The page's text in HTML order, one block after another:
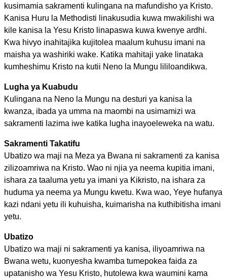
kusimamia sakramenti kulingana na mafundisho ya Kristo.
Kanisa Huru la Methodisti linakusudia kuwa mwakilishi wa
kile kanisa la Yesu Kristo linapaswa kuwa kwenye ardhi.
Kwa hivyo inahitajika kujitolea maalum kuhusu imani na
maisha ya washiriki wake. Katika mahitaji yake linataka
kumheshimu Kristo na kutii Neno la Mungu lililoandikwa.
Lugha ya Kuabudu
Kulingana na Neno la Mungu na desturi ya kanisa la
kwanza, ibada ya umma na maombi na usimamizi wa
sakramenti lazima iwe katika lugha inayoeleweka na watu.
Sakramenti Takatifu
Ubatizo wa maji na Meza ya Bwana ni sakramenti za kanisa
zilizoamriwa na Kristo. Wao ni njia ya neema kupitia imani,
ishara za taaluma yetu ya imani ya Kikristo, na ishara za
huduma ya neema ya Mungu kwetu. Kwa wao, Yeye hufanya
kazi ndani yetu ili kuhuisha, kuimarisha na kuthibitisha imani
yetu.
Ubatizo
Ubatizo wa maji ni sakramenti ya kanisa, iliyoamriwa na
Bwana wetu, kuonyesha kwamba tumepokea faida za
upatanisho wa Yesu Kristo, hutolewa kwa waumini kama